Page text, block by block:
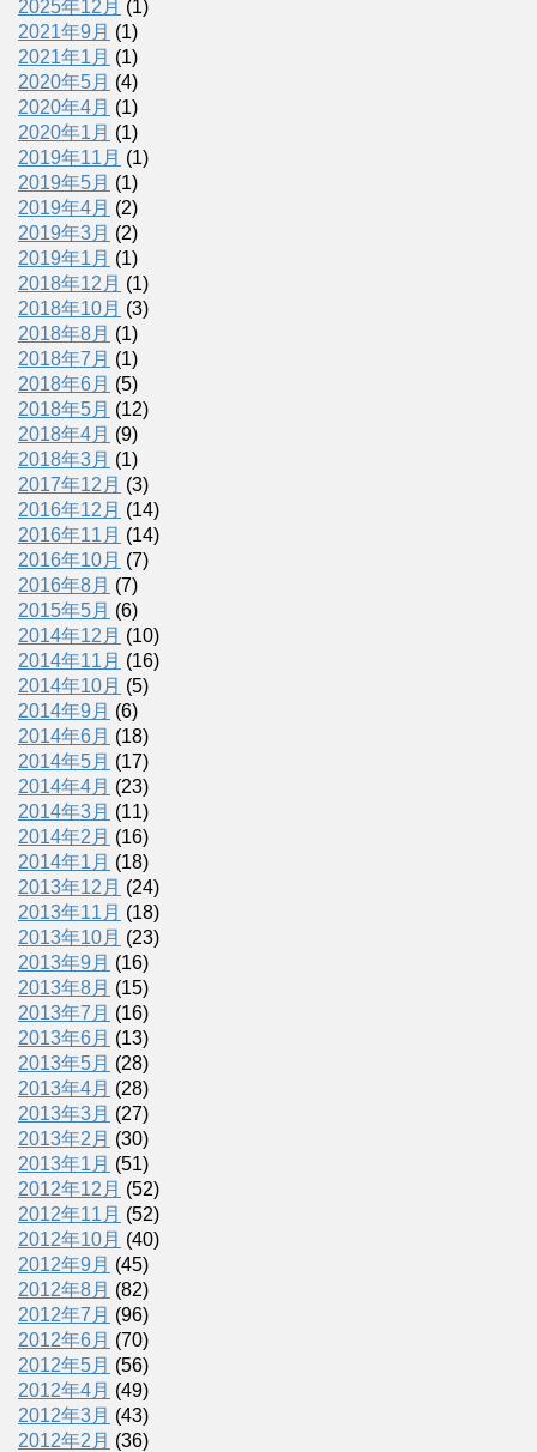
2025年12月 (1)
2021年9月 (1)
2021年1月 (1)
2020年5月 (4)
2020年4月 (1)
2020年1月 (1)
2019年11月 (1)
2019年5月 (1)
2019年4月 (2)
2019年3月 (2)
2019年1月 (1)
2018年12月 (1)
2018年10月 (3)
2018年8月 (1)
2018年7月 (1)
2018年6月 (5)
2018年5月 (12)
2018年4月 (9)
2018年3月 (1)
2017年12月 (3)
2016年12月 (14)
2016年11月 (14)
2016年10月 (7)
2016年8月 (7)
2015年5月 (6)
2014年12月 (10)
2014年11月 (16)
2014年10月 (5)
2014年9月 (6)
2014年6月 (18)
2014年5月 (17)
2014年4月 (23)
2014年3月 (11)
2014年2月 (16)
2014年1月 (18)
2013年12月 (24)
2013年11月 (18)
2013年10月 (23)
2013年9月 (16)
2013年8月 (15)
2013年7月 (16)
2013年6月 (13)
2013年5月 (28)
2013年4月 (28)
2013年3月 (27)
2013年2月 (30)
2013年1月 (51)
2012年12月 (52)
2012年11月 (52)
2012年10月 (40)
2012年9月 (45)
2012年8月 (82)
2012年7月 (96)
2012年6月 (70)
2012年5月 (56)
2012年4月 (49)
2012年3月 (43)
2012年2月 (36)